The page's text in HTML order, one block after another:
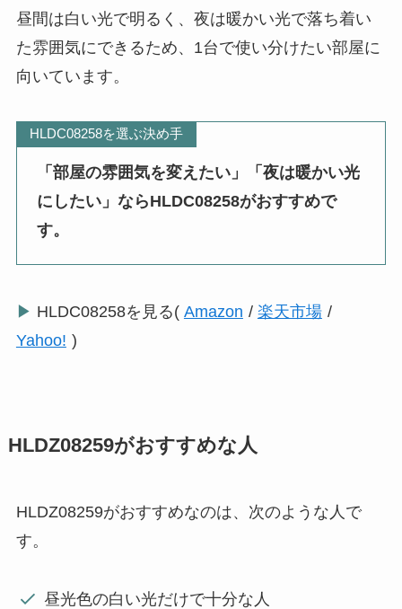
昼間は白い光で明るく、夜は暖かい光で落ち着い
た雰囲気にできるため、1台で使い分けたい部屋に
向いています。
HLDC08258を選ぶ決め手
「部屋の雰囲気を変えたい」「夜は暖かい光
にしたい」ならHLDC08258がおすすめで
す。
▶ HLDC08258を見る( Amazon / 楽天市場 /
Yahoo! )
HLDZ08259がおすすめな人
HLDZ08259がおすすめなのは、次のような人で
す。
昼光色の白い光だけで十分な人